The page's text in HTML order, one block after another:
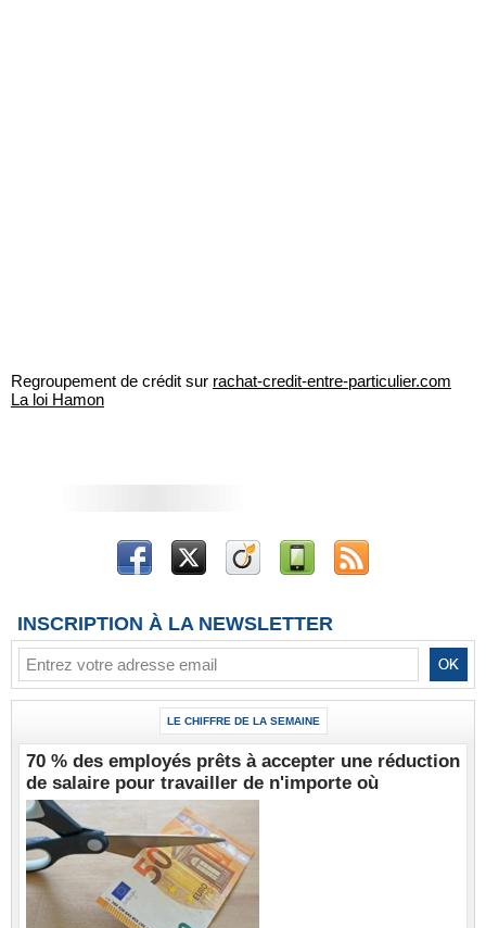
Regroupement de crédit sur rachat-credit-entre-particulier.com
La loi Hamon
INSCRIPTION À LA NEWSLETTER
LE CHIFFRE DE LA SEMAINE
70 % des employés prêts à accepter une réduction
de salaire pour travailler de n'importe où